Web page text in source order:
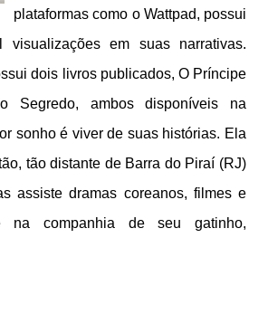
plataformas como o Wattpad, possui
em suas narrativas.
dois livros publicados, O Príncipe
Segredo, ambos disponíveis na
sonho é viver de suas histórias. Ela
tão distante de Barra do Piraí (RJ)
assiste dramas coreanos, filmes e
na companhia de seu gatinho,